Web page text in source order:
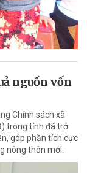
nguồn vốn
Chính sách xã
trong tỉnh đã trở
góp phần tích cực
nông thôn mới.